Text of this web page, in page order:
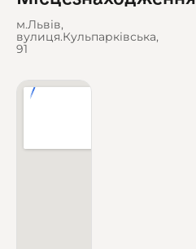
м.Львів,
вулиця.Кульпарківська,
91